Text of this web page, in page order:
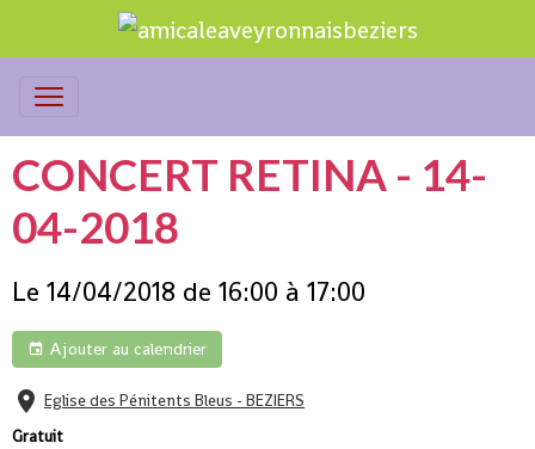
CONCERT RETINA - 14-
04-2018
Le 14/04/2018 de 16:00 à 17:00
Ajouter au calendrier
Eglise des Pénitents Bleus - BEZIERS
Gratuit